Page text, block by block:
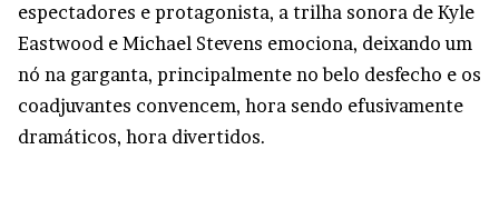
espectadores e protagonista, a trilha sonora de Kyle
Eastwood e Michael Stevens emociona, deixando um
nó na garganta, principalmente no belo desfecho e os
coadjuvantes convencem, hora sendo efusivamente
dramáticos, hora divertidos.